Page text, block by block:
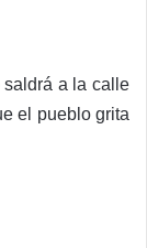
saldrá a la calle
el pueblo grita